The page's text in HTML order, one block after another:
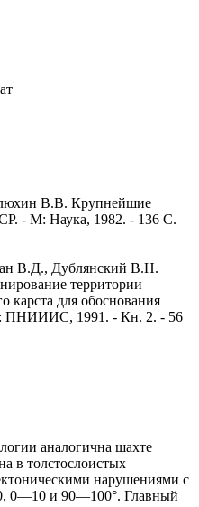
В.В. Крупнейшие
- М: Наука, 1982. - 136 С.
В.Д., Дублянский В.Н.
территории
карста для обоснования
ПНИИИС, 1991. - Кн. 2. - 56
аналогична шахте
в толстослоистых
нарушениями с
0—10 и 90—100°. Главный